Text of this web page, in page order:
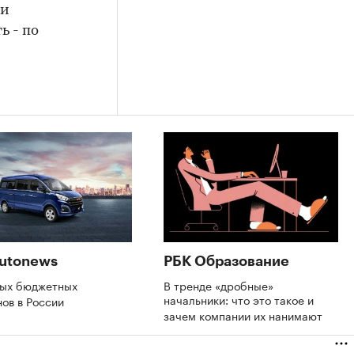
- по
бюджетных
в России
РБК Образование
В тренде «дробные»
начальники: что это такое и
зачем компании их нанимают